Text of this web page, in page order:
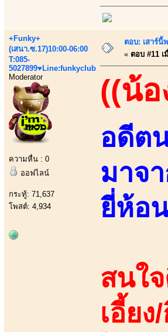
+Funky+
(เสนา.ซ.17)10:00-06:00
T:085-
5027899♥Line:funkyclub
Moderator
ความหื่น : 0
ออฟไลน์
กระทู้: 71,637
โพสต์: 4,934
ตอบ: เสาร์นี้
« ตอบ #11 เ
((น้อ
อดีต
มาจ
ยี่ห้อ
สนใ
เอี้ย